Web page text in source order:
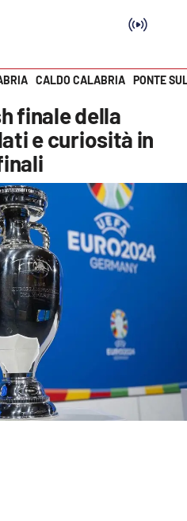
CALDO CALABRIA PONTE
finale della
e curiosità in